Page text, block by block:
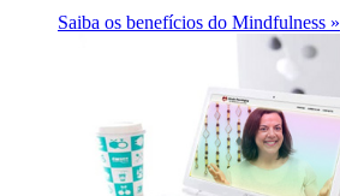
Saiba os benefícios do Mindfulness »